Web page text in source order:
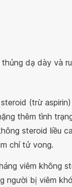
dạ dày và
(trừ
thêm tình
steroid liều
chí tử vong.
viêm không
người bị viêm